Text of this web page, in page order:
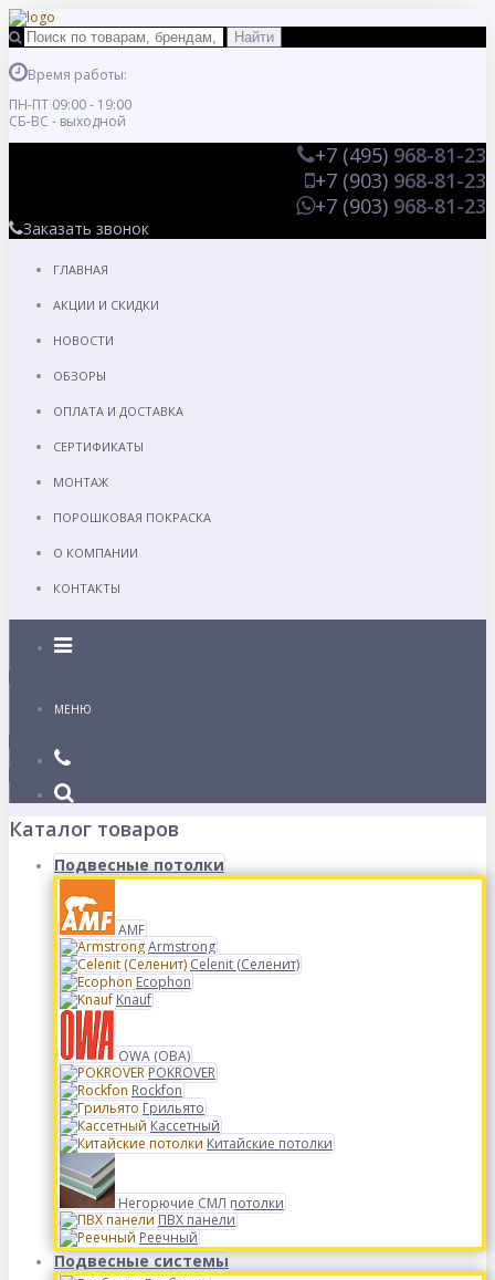
Время работы:
ПН-ПТ 09:00 - 19:00
СБ-ВС - выходной
+7 (495) 968-81-23
+7 (903) 968-81-23
+7 (903) 968-81-23
Заказать звонок
ГЛАВНАЯ
АКЦИИ И СКИДКИ
НОВОСТИ
ОБЗОРЫ
ОПЛАТА И ДОСТАВКА
СЕРТИФИКАТЫ
МОНТАЖ
ПОРОШКОВАЯ ПОКРАСКА
О КОМПАНИИ
КОНТАКТЫ
Каталог
МЕНЮ
Каталог товаров
Подвесные потолки
AMF
Armstrong
Celenit (Селенит)
Ecophon
Knauf
OWA (ОВА)
POKROVER
Rockfon
Грильято
Кассетный
Китайские потолки
Негорючие СМЛ потолки
ПВХ панели
Реечный
Подвесные системы